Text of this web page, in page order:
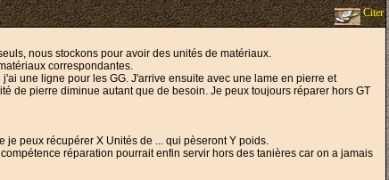
Citer
nous stockons pour avoir des unités de matériaux.
correspondantes.
une ligne pour les GG. J'arrive ensuite avec une lame en pierre et
de pierre diminue autant que de besoin. Je peux toujours réparer hors GT
je peux récupérer X Unités de ... qui pèseront Y poids.
réparation pourrait enfin servir hors des tanières car on a jamais